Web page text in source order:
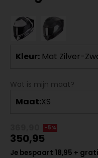
Kleur: Mat Zilver-
Wat is mijn maat?
Maat:XS
-5%
350,95
Je bespaart 18,95 +